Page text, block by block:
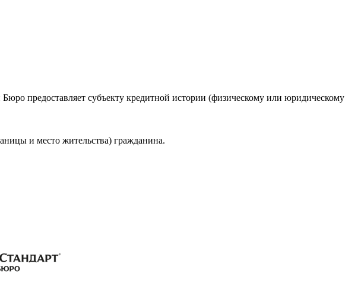
предоставляет субъекту кредитной истории (физическому или юридическому
и место жительства) гражданина.